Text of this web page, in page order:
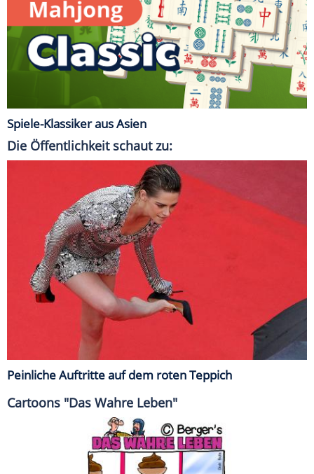
Spiele-Klassiker aus Asien
Die Öffentlichkeit schaut zu:
Peinliche Auftritte auf dem roten Teppich
Cartoons "Das Wahre Leben"